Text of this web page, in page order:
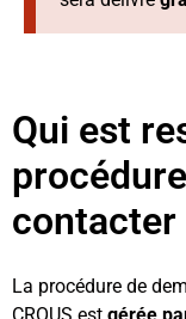
Qui est
contacter
La procédure de